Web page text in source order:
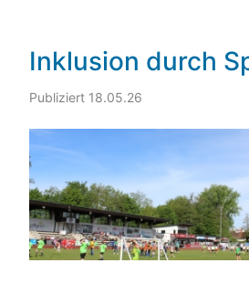
Inklusion durch
Publiziert 18.05.26